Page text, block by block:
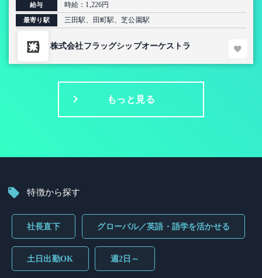
給与 時給：1,226円
最寄り駅 三田駅、田町駅、芝公園駅
株式会社フラッグシップオーケストラ
もっと見る
特徴から探す
社長直下 グローバル／英語・語学を活かせる
土日出勤OK 週2日～